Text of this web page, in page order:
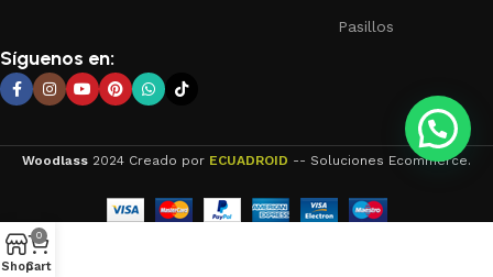
Pasillos
Síguenos en:
Woodlass 2024 Creado por ECUADROID -- Soluciones Ecommerce.
Shop
0
Cart